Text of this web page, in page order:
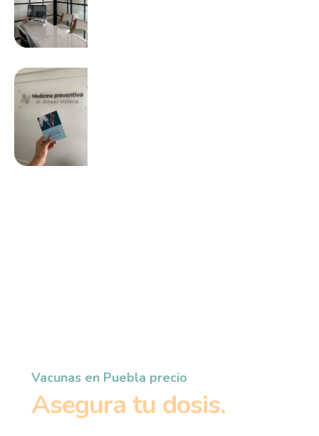
Vacunas en Puebla precio
Asegura tu dosis.